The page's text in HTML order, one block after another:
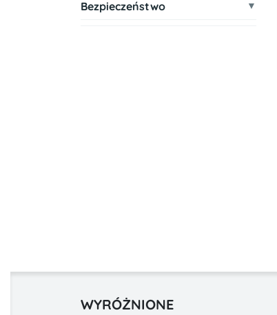
Bezpieczeństwo
WYRÓŻNIONE